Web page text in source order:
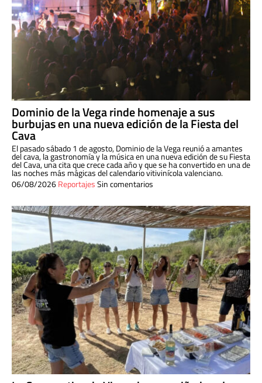
Dominio de la Vega rinde homenaje a sus
burbujas en una nueva edición de la Fiesta del
Cava
El pasado sábado 1 de agosto, Dominio de la Vega reunió a amantes
del cava, la gastronomía y la música en una nueva edición de su Fiesta
del Cava, una cita que crece cada año y que se ha convertido en una de
las noches más mágicas del calendario vitivinícola valenciano.
06/08/2026ReportajesSin comentarios